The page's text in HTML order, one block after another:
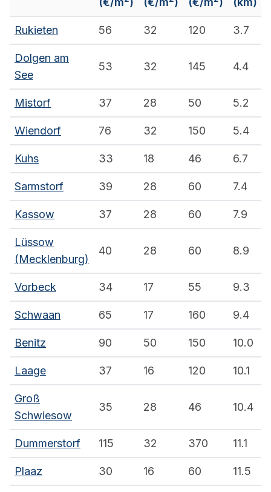
Rukieten 56 32 120 3.7
Dolgen am
See
53 32 145 4.4
Mistorf 37 28 50 5.2
Wiendorf 76 32 150 5.4
Kuhs 33 18 46 6.7
Sarmstorf 39 28 60 7.4
Kassow 37 28 60 7.9
Lüssow
(Mecklenburg)
40 28 60 8.9
Vorbeck 34 17 55 9.3
Schwaan 65 17 160 9.4
Benitz 90 50 150 10.0
Laage 37 16 120 10.1
Groß
Schwiesow
35 28 46 10.4
Dummerstorf 115 32 370 11.1
Plaaz 30 16 60 11.5